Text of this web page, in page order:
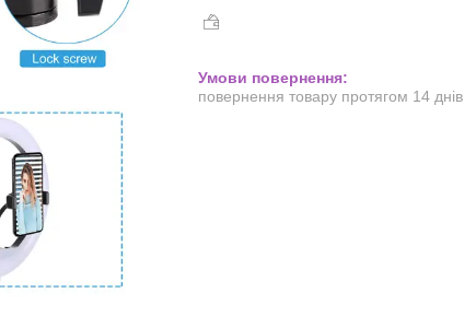
повернення товару протягом 14 днів